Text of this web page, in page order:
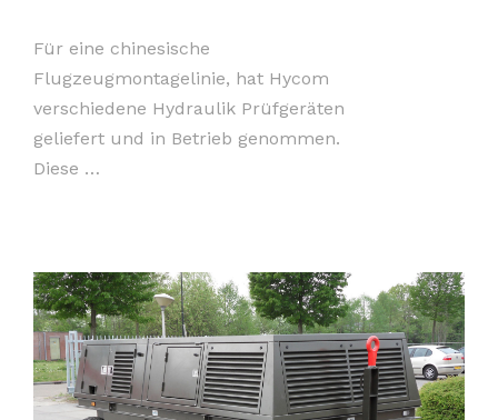
Für eine chinesische
Flugzeugmontagelinie, hat Hycom
verschiedene Hydraulik Prüfgeräten
geliefert und in Betrieb genommen.
Diese …